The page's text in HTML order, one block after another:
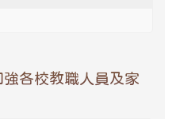
各校教職人員及家